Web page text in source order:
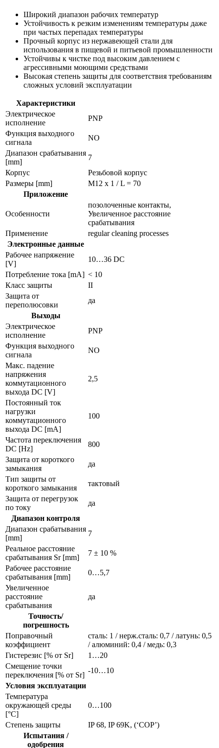
Широкий диапазон рабочих температур
Устойчивость к резким изменениям температуры даже
при частых перепадах температуры
Прочный корпус из нержавеющей стали для
использования в пищевой и питьевой промышленности
Устойчивы к чистке под высоким давлением с
агрессивными моющими средствами
Высокая степень защиты для соответствия требованиям
сложных условий эксплуатации
Характеристики
Электрическое
исполнение
PNP
Функция выходного
сигнала
NO
Диапазон срабатывания
[mm]
7
Корпус
Резьбовой корпус
Размеры [mm]
M12 x 1 / L = 70
Приложение
Особенности
позолоченные контакты,
Увеличенное расстояние
срабатывания
Применение
regular cleaning processes
Электронные данные
Рабочее напряжение
[V]
10…36 DC
Потребление тока [mA] < 10
Класс защиты
II
Защита от
переполюсовки
да
Выходы
Электрическое
исполнение
PNP
Функция выходного
сигнала
NO
Макс. падение
напряжения
коммутационного
выхода DC [V]
2,5
Постоянный ток
нагрузки
коммутационного
выхода DC [mA]
100
Частота переключения
DC [Hz]
800
Защита от короткого
замыкания
да
Тип защиты от
короткого замыкания
тактовый
Защита от перегрузок
по току
да
Диапазон контроля
Диапазон срабатывания
[mm]
7
Реальное расстояние
срабатывания Sr [mm]
7 ± 10 %
Рабочее расстояние
срабатывания [mm]
0…5,7
Увеличенное
расстояние
срабатывания
да
Точность/
погрешность
Поправочный
коэффициент
сталь: 1 / нерж.сталь: 0,7 / латунь: 0,5
/ алюминий: 0,4 / медь: 0,3
Гистерезис [% от Sr]
1…20
Смещение точки
переключения [% от Sr]
-10…10
Условия эксплуатации
Температура
окружающей среды
[°C]
0…100
Степень защиты
IP 68, IP 69K, (‘COP’)
Испытания /
одобрения